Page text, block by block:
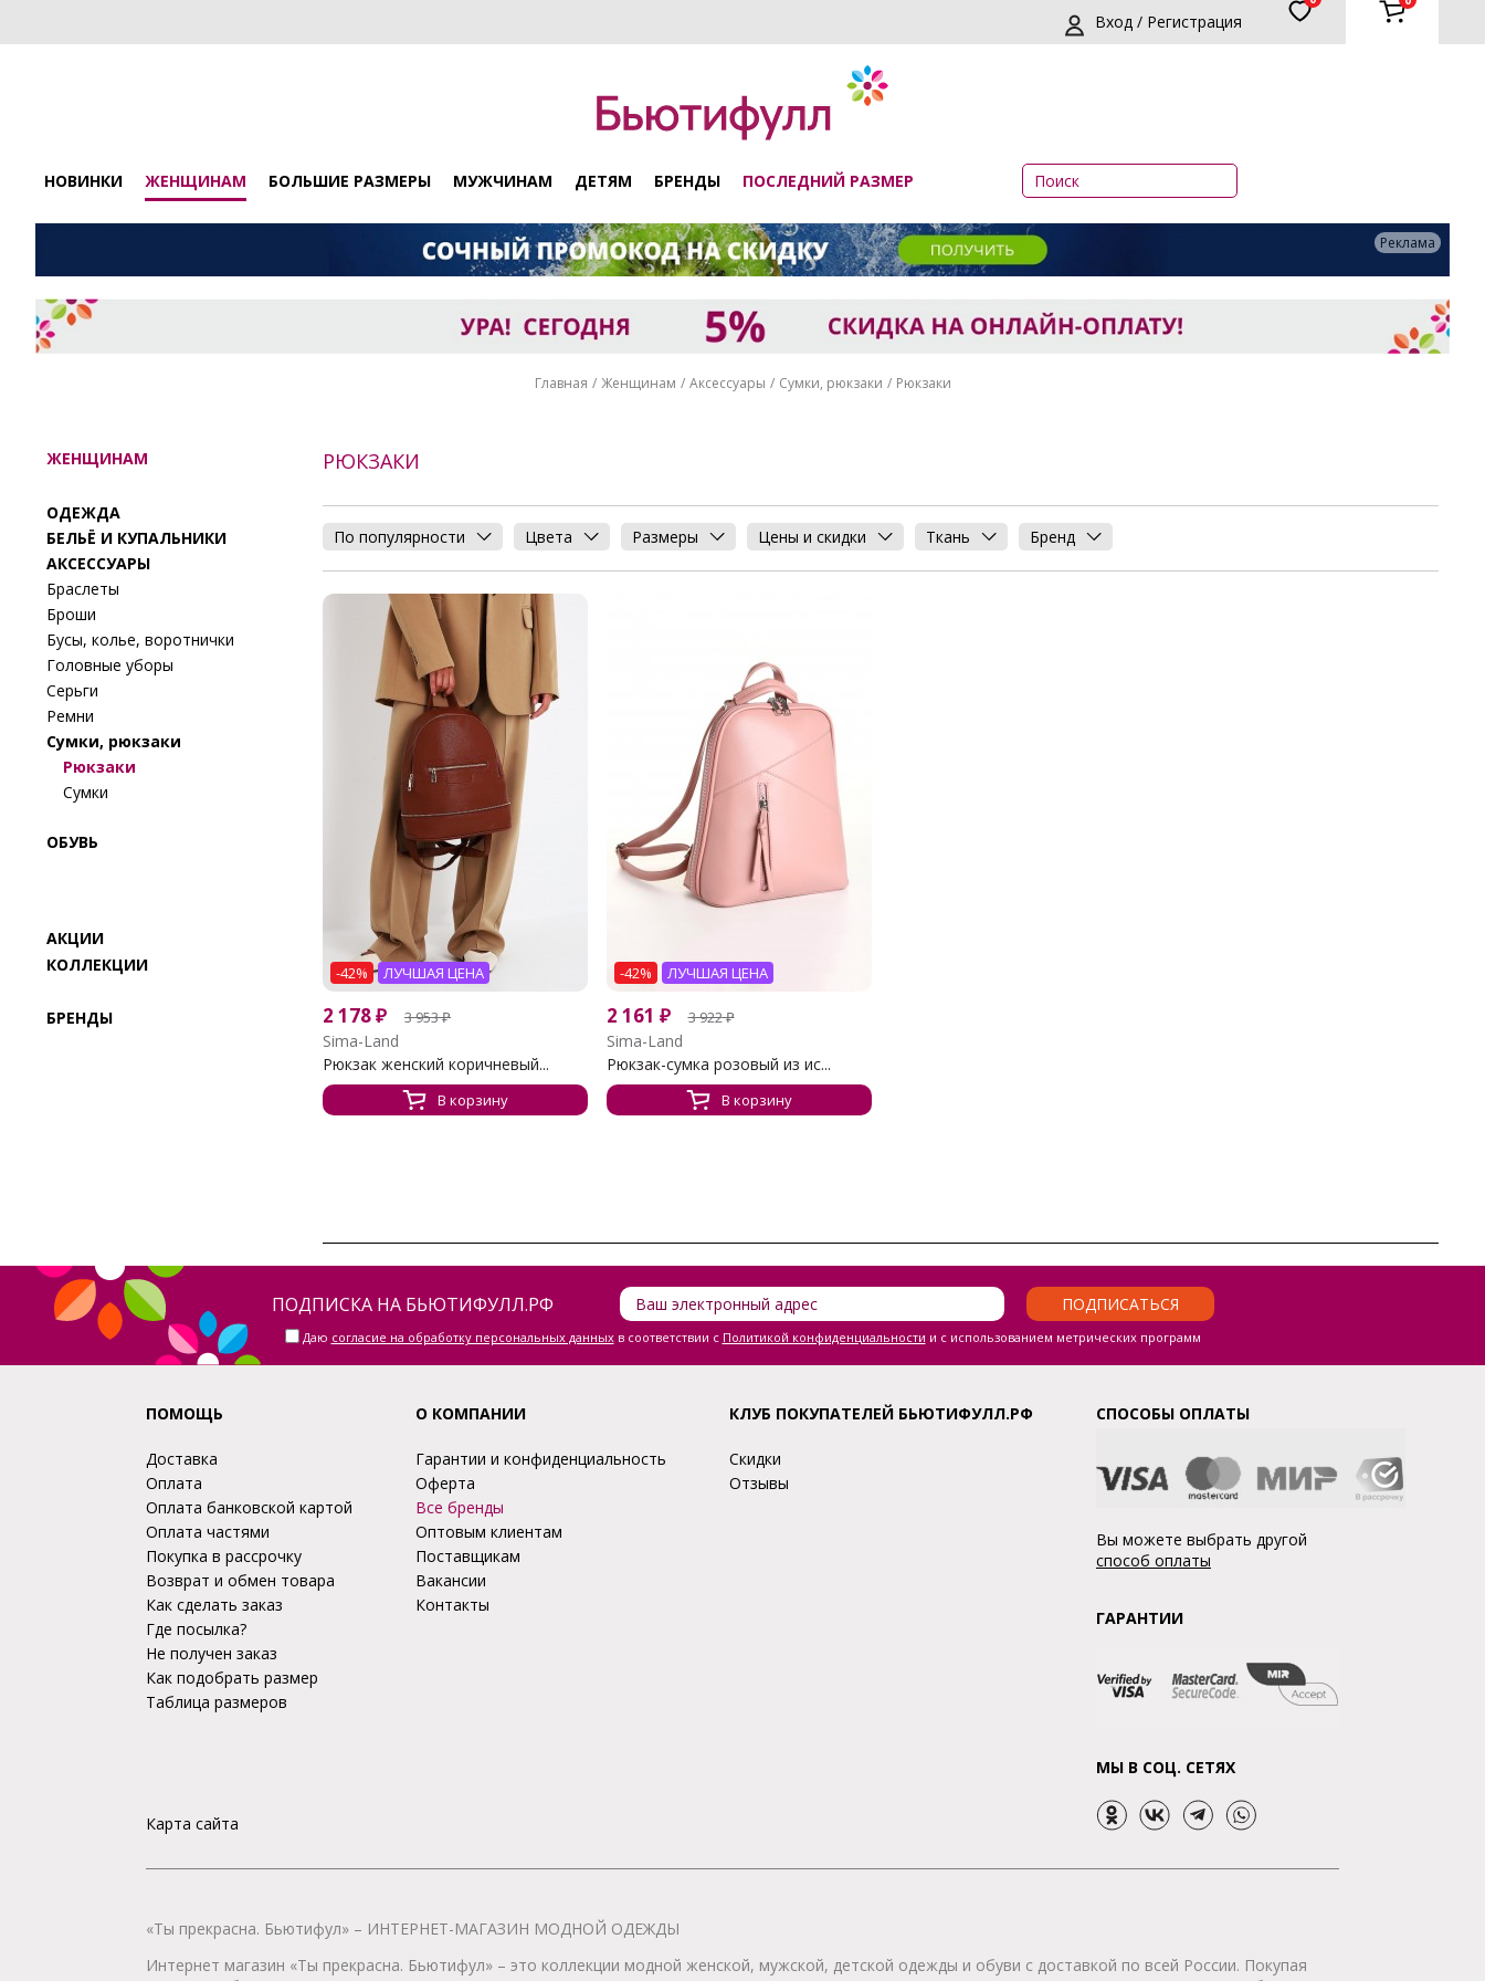
Вход / Регистрация
НОВИНКИ ЖЕНЩИНАМ БОЛЬШИЕ РАЗМЕРЫ МУЖЧИНАМ ДЕТЯМ БРЕНДЫ ПОСЛЕДНИЙ РАЗМЕР
Реклама
Главная Женщинам Аксессуары Сумки, рюкзаки Рюкзаки
ЖЕНЩИНАМ
ОДЕЖДА
БЕЛЬЁ И КУПАЛЬНИКИ
АКСЕССУАРЫ
Браслеты
Броши
Бусы, колье, воротнички
Головные уборы
Серьги
Ремни
Сумки, рюкзаки
Рюкзаки
Сумки
ОБУВЬ
АКЦИИ
КОЛЛЕКЦИИ
БРЕНДЫ
РЮКЗАКИ
По популярности Цвета Размеры Цены и скидки Ткань Бренд
-42% ЛУЧШАЯ ЦЕНА
2 178₽ 3 953₽
Sima-Land
Рюкзак женский коричневый...
В корзину
-42% ЛУЧШАЯ ЦЕНА
2 161 ₽ 3 922₽
Sima-Land
Рюкзак-сумка розовый из ис...
В корзину
ПОДПИСКА НА БЬЮТИФУЛЛ.РФ ПОДПИСАТЬСЯ
Даю согласие на обработку персональных данныхв соответствии с Политикой конфиденциальности и с использованием метрических программ
ПОМОЩЬ
Доставка
Оплата
Оплата банковской картой
Оплата частями
Покупка в рассрочку
Возврат и обмен товара
Как сделать заказ
Где посылка?
Не получен заказ
Как подобрать размер
Таблица размеров
Карта сайта
О КОМПАНИИ
Гарантии и конфиденциальность
Оферта
Все бренды
Оптовым клиентам
Поставщикам
Вакансии
Контакты
КЛУБ ПОКУПАТЕЛЕЙ БЬЮТИФУЛЛ.РФ
Скидки
Отзывы
СПОСОБЫ ОПЛАТЫ
Вы можете выбрать другой
способ оплаты
ГАРАНТИИ
МЫ В СОЦ. СЕТЯХ
«Ты прекрасна. Бьютифул» – ИНТЕРНЕТ-МАГАЗИН МОДНОЙ ОДЕЖДЫ
Интернет магазин «Ты прекрасна. Бьютифул» – это коллекции модной женской, мужской, детской одежды и обуви с доставкой по всей России. Покупая